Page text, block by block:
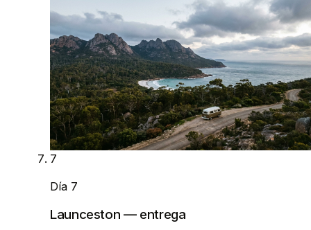
7
Día 7
Launceston — entrega